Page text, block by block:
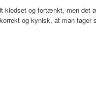
klodset og fortænkt, men det
og kynisk, at man tager